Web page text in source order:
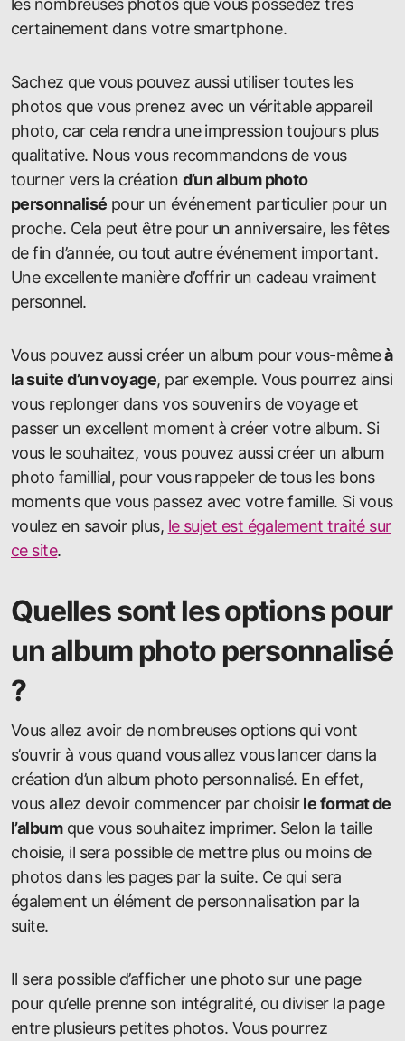
certainement dans votre smartphone.
Sachez que vous pouvez aussi utiliser toutes les
photos que vous prenez avec un véritable appareil
photo, car cela rendra une impression toujours plus
qualitative. Nous vous recommandons de vous
tourner vers la création d’un album photo
personnalisé pour un événement particulier pour un
proche. Cela peut être pour un anniversaire, les fêtes
de fin d’année, ou tout autre événement important.
Une excellente manière d’offrir un cadeau vraiment
personnel.
Vous pouvez aussi créer un album pour vous-mêmeà
la suite d’un voyage, par exemple. Vous pourrez ainsi
vous replonger dans vos souvenirs de voyage et
passer un excellent moment à créer votre album. Si
vous le souhaitez, vous pouvez aussi créer un album
photo famillial, pour vous rappeler de tous les bons
moments que vous passez avec votre famille. Si vous
voulez en savoir plus, le sujet est également traité sur
ce site.
Quelles sont les options pour
un album photo personnalisé
?
Vous allez avoir de nombreuses options qui vont
s’ouvrir à vous quand vous allez vous lancer dans la
création d’un album photo personnalisé. En effet,
vous allez devoir commencer par choisirle format de
l’albumque vous souhaitez imprimer. Selon la taille
choisie, il sera possible de mettre plus ou moins de
photos dans les pages par la suite. Ce qui sera
également un élément de personnalisation par la
suite.
Il sera possible d’afficher une photo sur une page
pour qu’elle prenne son intégralité, ou diviser la page
entre plusieurs petites photos. Vous pourrez